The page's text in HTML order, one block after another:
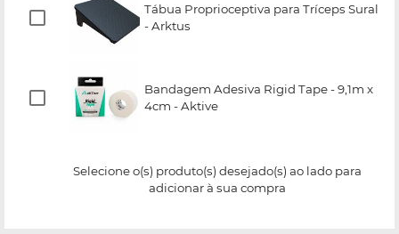
Tábua Proprioceptiva para Tríceps Sural
- Arktus
Bandagem Adesiva Rigid Tape - 9,1m x
4cm - Aktive
Selecione o(s) produto(s) desejado(s) ao lado para
adicionar à sua compra